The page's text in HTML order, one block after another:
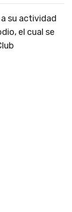
su actividad
el cual se